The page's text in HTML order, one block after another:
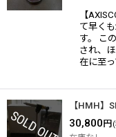
【
て早く
す。 こ
され、
在に至
【HMH】
30,800 円